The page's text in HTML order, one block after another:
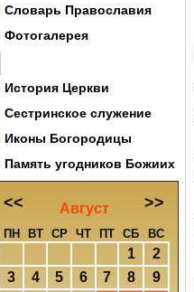
Словарь Православия
Фотогалерея
История Церкви
Сестринское служение
Иконы Богородицы
Память угодников Божиих
<< >>
Август
ПН ВТ СР ЧТ ПТ СБ ВС
1
2
3
4 5 6 7 8
9